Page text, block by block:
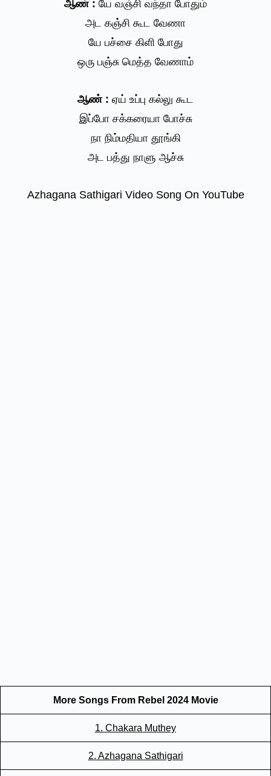
ஆண் : யே வஞ்சி வந்தா போதும்
அட கஞ்சி கூட வேணா
யே பச்சை கிளி போது
ஒரு பஞ்சு மெத்த வேணாம்
ஆண் : ஏய் உப்பு கல்லு கூட
இப்போ சக்கரையா போச்சு
நா நிம்மதியா தூங்கி
அட பத்து நாளு ஆச்சு
Azhagana Sathigari Video Song On YouTube
More Songs From Rebel 2024 Movie
1. Chakara Muthey
2. Azhagana Sathigari